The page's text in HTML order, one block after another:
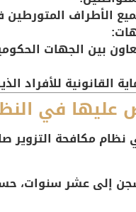
الأطراف المتورطين
بين الجهات
القانونية للأفراد
عليها في
مكافحة التزوير
إلى عشر سنوات،